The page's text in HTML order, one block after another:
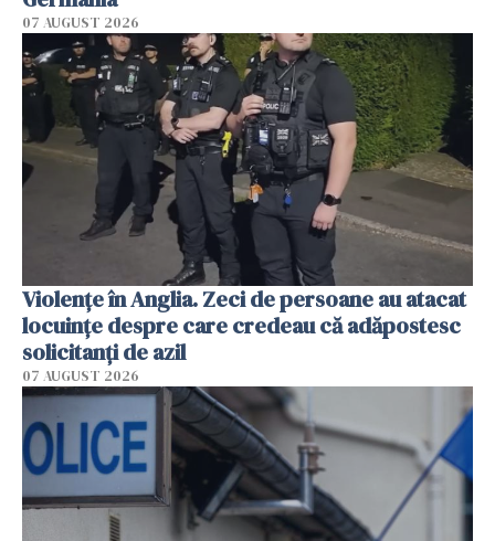
07 AUGUST 2026
Violenţe în Anglia. Zeci de persoane au atacat
locuinţe despre care credeau că adăpostesc
solicitanţi de azil
07 AUGUST 2026